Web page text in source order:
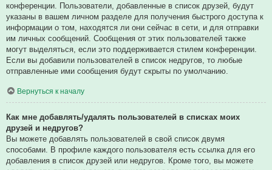
конференции. Пользователи, добавленные в список друзей, будут
указаны в вашем личном разделе для получения быстрого доступа к
информации о том, находятся ли они сейчас в сети, и для отправки
им личных сообщений. Сообщения от этих пользователей также
могут выделяться, если это поддерживается стилем конференции.
Если вы добавили пользователей в список недругов, то любые
отправленные ими сообщения будут скрыты по умолчанию.
Вернуться к началу
Как мне добавлять/удалять пользователей в списках моих
друзей и недругов?
Вы можете добавлять пользователей в свой список двумя
способами. В профиле каждого пользователя есть ссылка для его
добавления в список друзей или недругов. Кроме того, вы можете